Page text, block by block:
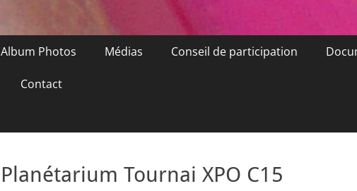
Album Photos Médias Conseil de participation
Contact
Planétarium Tournai XPO C15